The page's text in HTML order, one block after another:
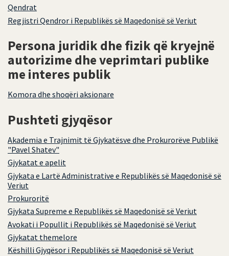
Qendrat
Regjistri Qendror i Republikës së Maqedonisë së Veriut
Persona juridik dhe fizik që kryejnë
autorizime dhe veprimtari publike
me interes publik
Komora dhe shoqëri aksionare
Pushteti gjyqësor
Akademia e Trajnimit të Gjykatësve dhe Prokurorëve Publikë
"Pavel Shatev"
Gjykatat e apelit
Gjykata e Lartë Administrative e Republikës së Maqedonisë së
Veriut
Prokuroritë
Gjykata Supreme e Republikës së Maqedonisë së Veriut
Avokati i Popullit i Republikës së Maqedonisë së Veriut
Gjykatat themelore
Këshilli Gjyqësor i Republikës së Maqedonisë së Veriut